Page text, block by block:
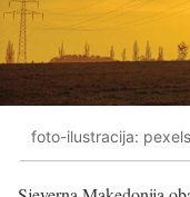
foto-ilustracija: